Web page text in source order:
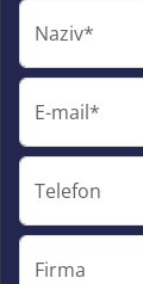
Naziv*
E-mail*
Telefon
Firma